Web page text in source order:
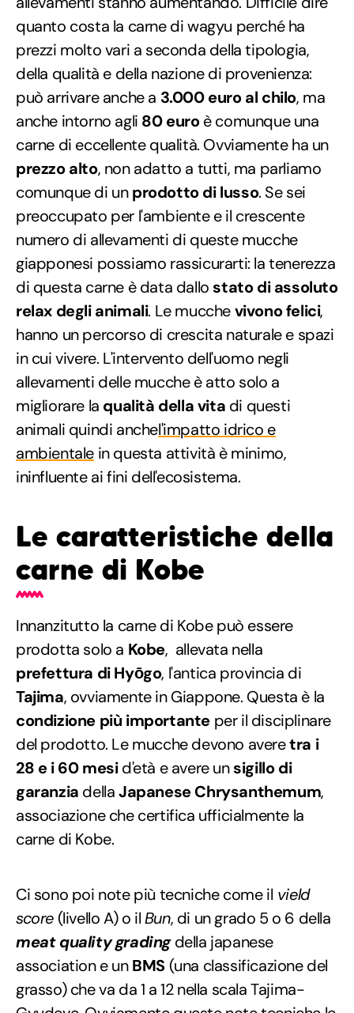
quanto costa la carne di wagyu perché ha
prezzi molto vari a seconda della tipologia,
della qualità e della nazione di provenienza:
può arrivare anche a 3.000 euro al chilo, ma
anche intorno agli 80 euroè comunque una
carne di eccellente qualità. Ovviamente ha un
prezzo alto, non adatto a tutti, ma parliamo
comunque di unprodotto di lusso. Se sei
preoccupato per l'ambiente e il crescente
numero di allevamenti di queste mucche
giapponesi possiamo rassicurarti: la tenerezza
di questa carne è data dallo stato di assoluto
relax degli animali. Le mucchevivono felici,
hanno un percorso di crescita naturale e spazi
in cui vivere. L'intervento dell'uomo negli
allevamenti delle mucche è atto solo a
migliorare la qualità della vita di questi
animali quindi anchel'impatto idrico e
ambientale in questa attività è minimo,
ininfluente ai fini dell'ecosistema.
Le caratteristiche della
carne di Kobe
Innanzitutto la carne di Kobe può essere
prodotta solo a Kobe, allevata nella
prefettura di Hyōgo, l'antica provincia di
Tajima, ovviamente in Giappone. Questa è la
condizione più importante per il disciplinare
del prodotto. Le mucche devono averetra i
28 e i 60 mesid'età e avere unsigillo di
garanzia dellaJapanese Chrysanthemum,
associazione che certifica ufficialmente la
carne di Kobe.
Ci sono poi note più tecniche come il vield
score (livello A) o ilBun, di un grado 5 o 6 della
meat quality gradingdella japanese
association e unBMS (una classificazione del
grasso) che va da 1 a 12 nella scala Tajima-